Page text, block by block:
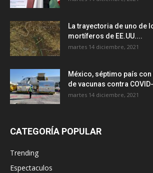
La trayectoria de uno de
mortíferos de EE.UU....
martes 14 diciembre, 2021
México, séptimo país
de vacunas contra
martes 14 diciembre, 2021
CATEGORÍA POPULAR
Trending
Espectaculos